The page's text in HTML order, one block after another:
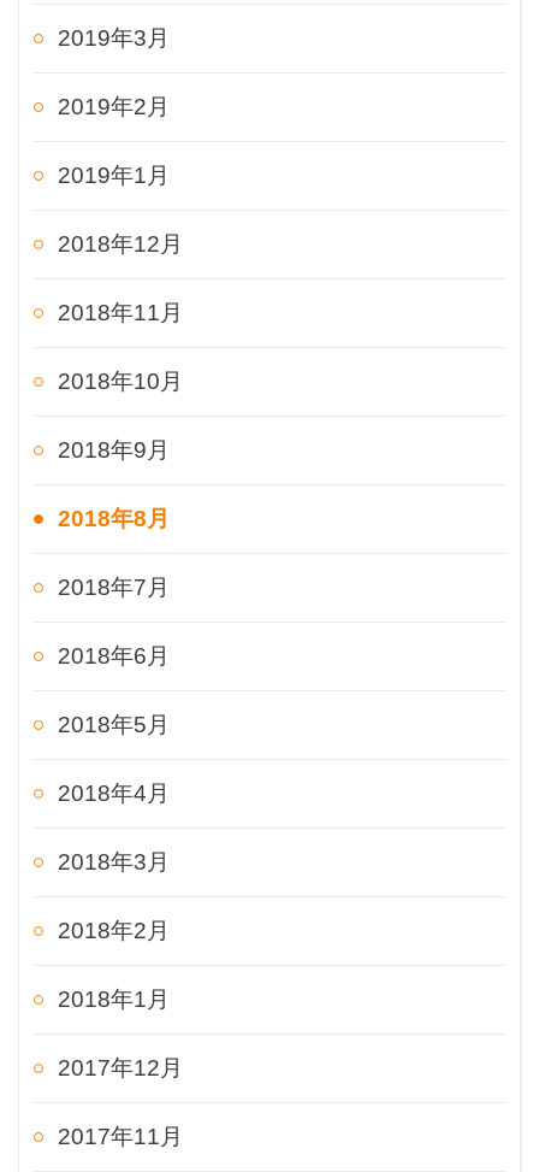
2019年3月
2019年2月
2019年1月
2018年12月
2018年11月
2018年10月
2018年9月
2018年8月
2018年7月
2018年6月
2018年5月
2018年4月
2018年3月
2018年2月
2018年1月
2017年12月
2017年11月